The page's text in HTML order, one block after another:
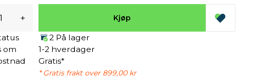
+ Kjøp
2 På lager
om
1-2 hverdager
Gratis*
* Gratis frakt over 899,00 kr